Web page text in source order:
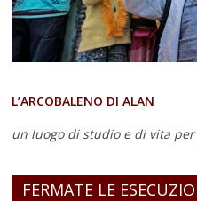
L’ARCOBALENO DI ALAN
un luogo di studio e di vita
FERMATE LE